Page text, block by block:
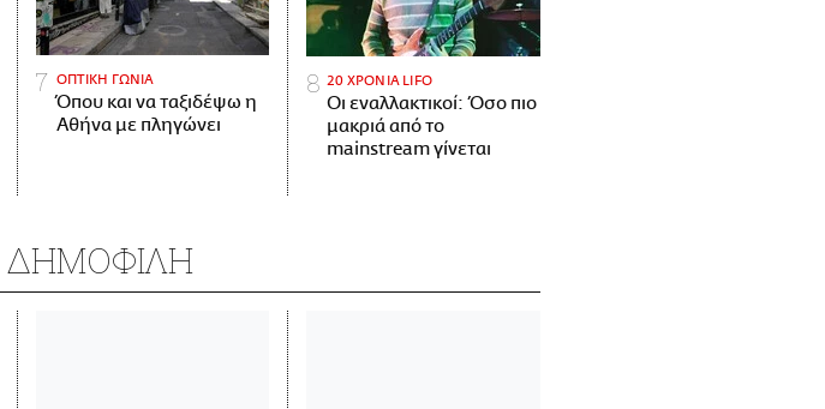
ΟΠΤΙΚΗ ΓΩΝΙΑ
Όπου και να ταξιδέψω η
Αθήνα με πληγώνει
20 ΧΡΟΝΙΑ LIFO
Οι εναλλακτικοί: Όσο πιο
μακριά από το
mainstream γίνεται
ΔΗΜΟΦΙΛΗ